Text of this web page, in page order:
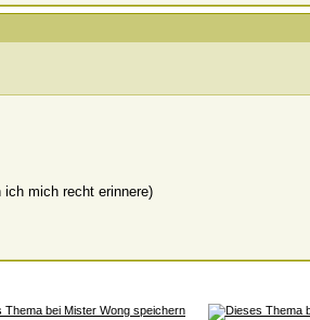
mich recht erinnere)